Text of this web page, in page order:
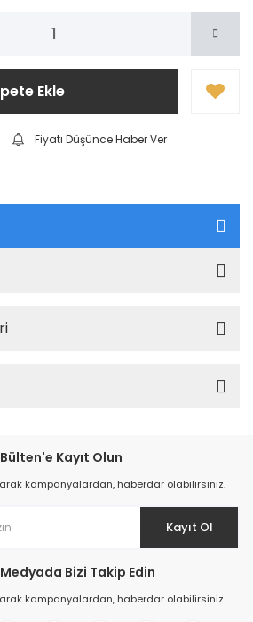
Ekle
Fiyatı Düşünce Haber Ver
Kayıt Olun
kampanyalardan, haberdar olabilirsiniz.
Kayıt Ol
Bizi Takip Edin
kampanyalardan, haberdar olabilirsiniz.